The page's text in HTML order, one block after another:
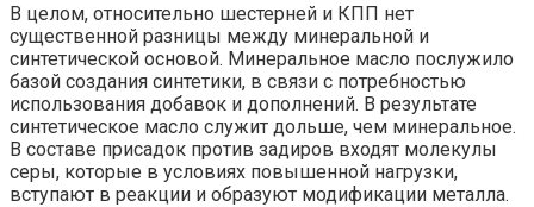
В целом, относительно шестерней и КПП нет
существенной разницы между минеральной и
синтетической основой. Минеральное масло послужило
базой создания синтетики, в связи с потребностью
использования добавок и дополнений. В результате
синтетическое масло служит дольше, чем минеральное.
В составе присадок против задиров входят молекулы
серы, которые в условиях повышенной нагрузки,
вступают в реакции и образуют модификации металла.